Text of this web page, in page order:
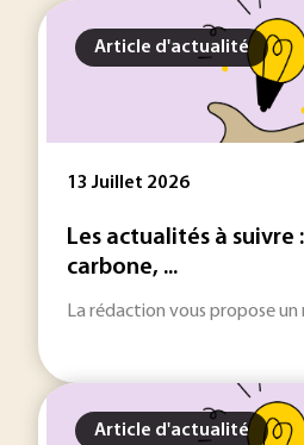
Article d'actualité
13 Juillet 2026
Les actualités à suivre
carbone, ...
La rédaction vous propose
Article d'actualité